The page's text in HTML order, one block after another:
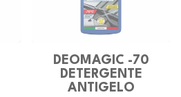
DEOMAGIC -70
DETERGENTE
ANTIGELO